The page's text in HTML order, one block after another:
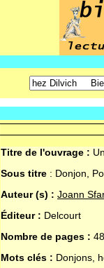
Titre de l'ouvrage :
Sous titre : Donjon,
Auteur (s) : Joann
Éditeur : Delcourt
Nombre de pages :
Mots clés : Donjons,